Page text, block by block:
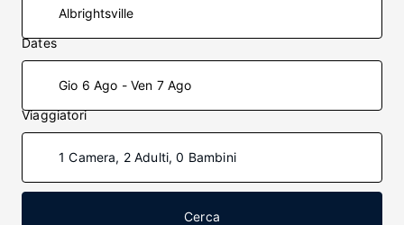
Dates
Gio 6 Ago - Ven 7 Ago
Viaggiatori
1 Camera, 2 Adulti, 0 Bambini
Cerca